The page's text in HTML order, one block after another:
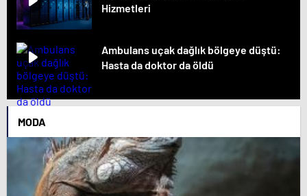
Hizmetleri
Ambulans uçak dağlık bölgeye düştü:
Hasta da doktor da öldü
MODA